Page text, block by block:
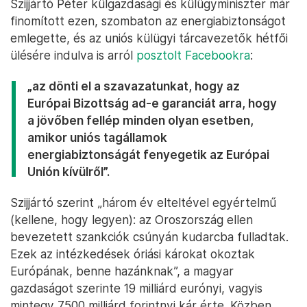
Szijjártó Péter külgazdasági és külügyminiszter már
finomított ezen, szombaton az energiabiztonságot
emlegette, és az uniós külügyi tárcavezetők hétfői
ülésére indulva is arról posztolt Facebookra:
„az dönti el a szavazatunkat, hogy az
Európai Bizottság ad-e garanciát arra, hogy
a jövőben fellép minden olyan esetben,
amikor uniós tagállamok
energiabiztonságát fenyegetik az Európai
Unión kívülről”.
Szijjártó szerint „három év elteltével egyértelmű
(kellene, hogy legyen): az Oroszország ellen
bevezetett szankciók csúnyán kudarcba fulladtak.
Ezek az intézkedések óriási károkat okoztak
Európának, benne hazánknak”, a magyar
gazdaságot szerinte 19 milliárd eurónyi, vagyis